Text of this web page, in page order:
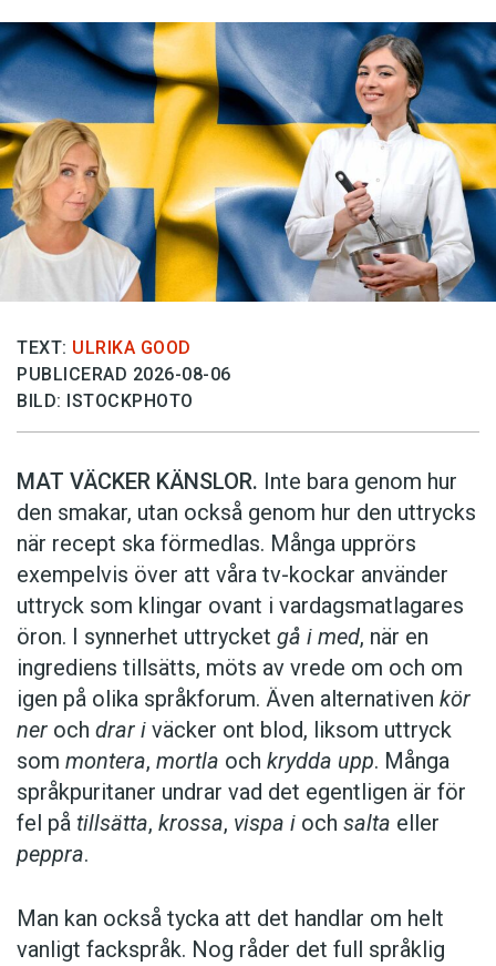
TEXT: ULRIKA GOOD
PUBLICERAD 2026-08-06
BILD: ISTOCKPHOTO
MAT VÄCKER KÄNSLOR. Inte bara genom hur
den smakar, utan också genom hur den uttrycks
när recept ska förmedlas. Många upprörs
exempelvis över att våra tv-kockar använder
uttryck som klingar ovant i vardagsmatlagares
öron. I synnerhet uttrycket gå i med, när en
ingrediens tillsätts, möts av vrede om och om
igen på olika språkforum. Även alternativen kör
ner och drar i väcker ont blod, liksom uttryck
som montera, mortla och krydda upp. Många
språkpuritaner undrar vad det egentligen är för
fel på tillsätta, krossa, vispa i och salta eller
peppra.
Man kan också tycka att det handlar om helt
vanligt fackspråk. Nog råder det full språklig